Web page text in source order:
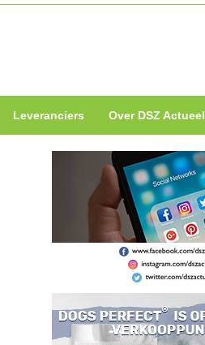
Leveranciers Over DSZ Actueel